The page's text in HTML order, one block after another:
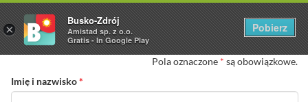
Pola oznaczone * są obowiązkowe.
Imię i nazwisko*
×
Busko-Zdrój
Amistad sp. z o.o.
Gratis - In Google Play
Pobierz